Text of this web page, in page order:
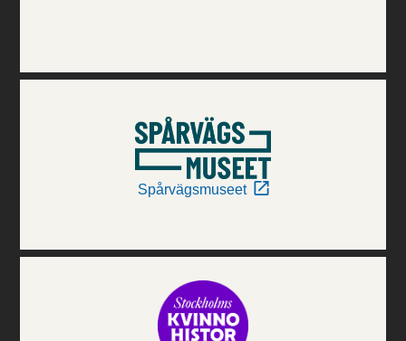
Spårvägsmuseet